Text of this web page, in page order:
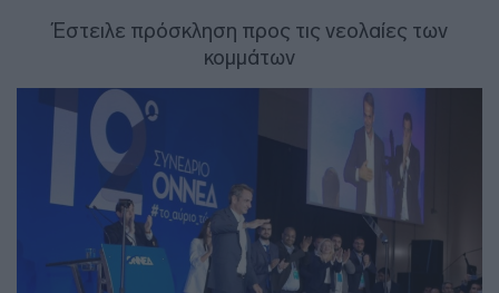
Έστειλε πρόσκληση προς τις νεολαίες των
κομμάτων